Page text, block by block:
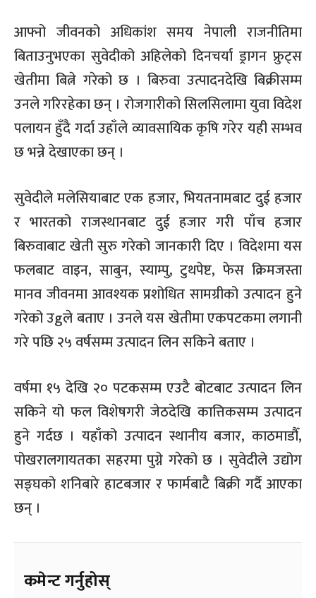
आफ्नो जीवनको अधिकांश समय नेपाली राजनीतिमा
बिताउनुभएका सुवेदीको अहिलेको दिनचर्या ड्रागन फ्रुट्स
खेतीमा बित्ने गरेको छ । बिरुवा उत्पादनदेखि बिक्रीसम्म
उनले गरिरहेका छन् । रोजगारीको सिलसिलामा युवा विदेश
पलायन हुँदै गर्दा उहाँले व्यावसायिक कृषि गरेर यही सम्भव
छ भन्ने देखाएका छन् ।
सुवेदीले मलेसियाबाट एक हजार, भियतनामबाट दुई हजार
र भारतको राजस्थानबाट दुई हजार गरी पाँच हजार
बिरुवाबाट खेती सुरु गरेको जानकारी दिए । विदेशमा यस
फलबाट वाइन, साबुन, स्याम्पु,टुथपेष्ट,फेस क्रिमजस्ता
मानव जीवनमा आवश्यक प्रशोधित सामग्रीको उत्पादन हुने
गरेको उgले बताए । उनले यस खेतीमा एकपटकमा लगानी
गरे पछि २५ वर्षसम्म उत्पादन लिन सकिने बताए ।
वर्षमा १५ देखि २० पटकसम्म एउटै बोटबाट उत्पादन लिन
सकिने यो फल विशेषगरी जेठदेखि कात्तिकसम्म उत्पादन
हुने गर्दछ । यहाँको उत्पादन स्थानीय बजार,काठमाडौँ,
पोखरालगायतका सहरमा पुग्ने गरेको छ । सुवेदीले उद्योग
सङ्घको शनिबारे हाटबजार र फार्मबाटै बिक्री गर्दै आएका
छन् ।
कमेन्ट गर्नुहोस्